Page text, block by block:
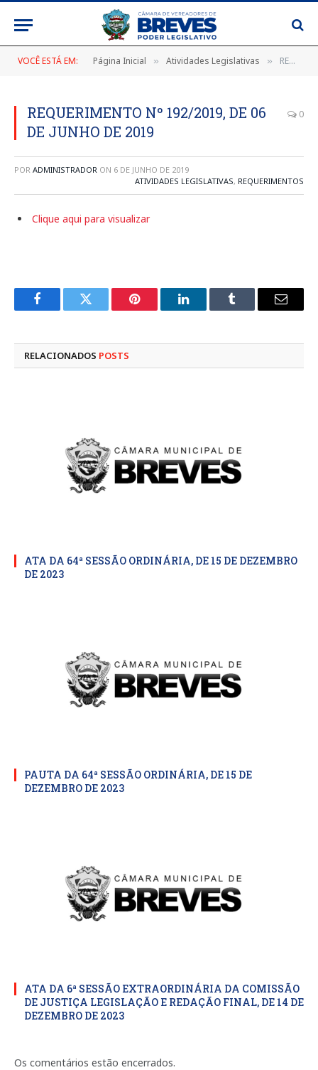
VOCÊ ESTÁ EM: Página Inicial » Atividades Legislativas » REQUERIMENTO Nº 192/2019, DE 06 DE JUNHO DE 2019
REQUERIMENTO Nº 192/2019, DE 06
DE JUNHO DE 2019
0
POR ADMINISTRADOR ON 6 DE JUNHO DE 2019
ATIVIDADES LEGISLATIVAS, REQUERIMENTOS
Clique aqui para visualizar
FacebookTwitter Pinterest LinkedInTumblr
E-
RELACIONADOS POSTS
ATA DA 64ª SESSÃO ORDINÁRIA, DE 15 DE DEZEMBRO
DE 2023
PAUTA DA 64ª SESSÃO ORDINÁRIA, DE 15 DE
DEZEMBRO DE 2023
ATA DA 6ª SESSÃO EXTRAORDINÁRIA DA COMISSÃO
DE JUSTIÇA LEGISLAÇÃO E REDAÇÃO FINAL, DE 14 DE
DEZEMBRO DE 2023
Os comentários estão encerrados.